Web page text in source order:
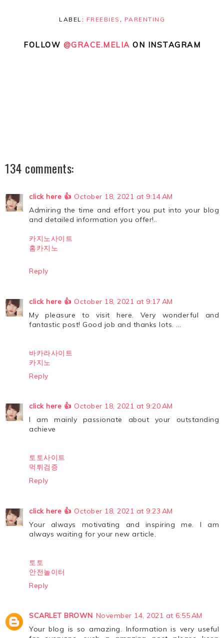
LABEL: FREEBIES , PARENTING
FOLLOW @GRACE.MELIA ON INSTAGRAM
134 comments:
click here 👍 October 18, 2021 at 9:14 AM
Admiring the time and effort you put into your blog
and detailed information you offer!..
카지노사이트
홈카지노
Reply
click here 👍 October 18, 2021 at 9:17 AM
My pleasure to visit here. Very wonderful and
fantastic post! Good job and thanks lots. ...
바카라사이트
카지노
Reply
click here 👍 October 18, 2021 at 9:20 AM
I am mainly passionate about your outstanding
achieve
토토사이트
먹튀검증
Reply
click here 👍 October 18, 2021 at 9:23 AM
Your always motivating and inspiring me. I am
always waiting for your new article.
토토
안전놀이터
Reply
SCARLET BROWN November 14, 2021 at 6:55 AM
Your blog is so amazing. Information is very useful